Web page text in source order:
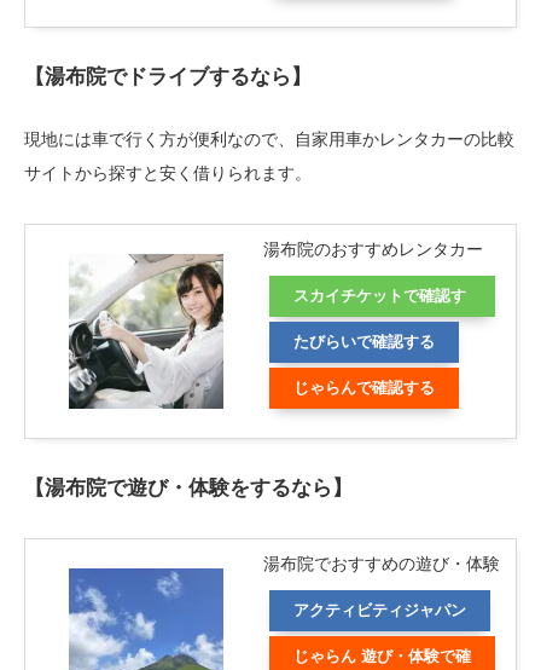
【湯布院でドライブするなら】
現地には車で行く方が便利なので、自家用車かレンタカーの比較
サイトから探すと安く借りられます。
湯布院のおすすめレンタカー
スカイチケットで確認す
る
たびらいで確認する
じゃらんで確認する
【湯布院で遊び・体験をするなら】
湯布院でおすすめの遊び・体験
アクティビティジャパン
じゃらん 遊び・体験で確